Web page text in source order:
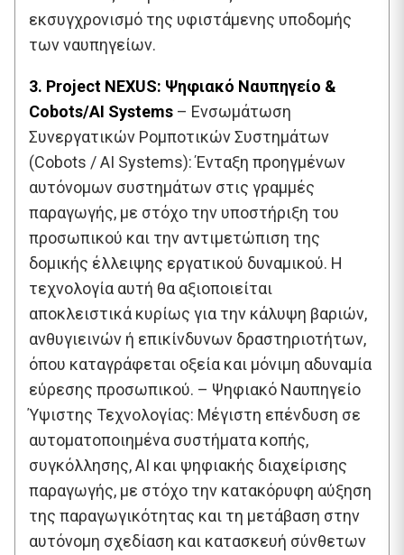
εκσυγχρονισμό της υφιστάμενης υποδομής
των ναυπηγείων.
3. Project NEXUS: Ψηφιακό Ναυπηγείο &
Cobots/AI Systems – Ενσωμάτωση
Συνεργατικών Ρομποτικών Συστημάτων
(Cobots / AI Systems): Ένταξη προηγμένων
αυτόνομων συστημάτων στις γραμμές
παραγωγής, με στόχο την υποστήριξη του
προσωπικού και την αντιμετώπιση της
δομικής έλλειψης εργατικού δυναμικού. Η
τεχνολογία αυτή θα αξιοποιείται
αποκλειστικά κυρίως για την κάλυψη βαριών,
ανθυγιεινών ή επικίνδυνων δραστηριοτήτων,
όπου καταγράφεται οξεία και μόνιμη αδυναμία
εύρεσης προσωπικού. – Ψηφιακό Ναυπηγείο
Ύψιστης Τεχνολογίας: Μέγιστη επένδυση σε
αυτοματοποιημένα συστήματα κοπής,
συγκόλλησης, AI και ψηφιακής διαχείρισης
παραγωγής, με στόχο την κατακόρυφη αύξηση
της παραγωγικότητας και τη μετάβαση στην
αυτόνομη σχεδίαση και κατασκευή σύνθετων